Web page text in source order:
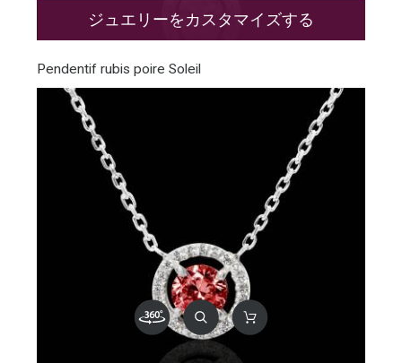
ジュエリーをカスタマイズする
Pendentif rubis poire Soleil